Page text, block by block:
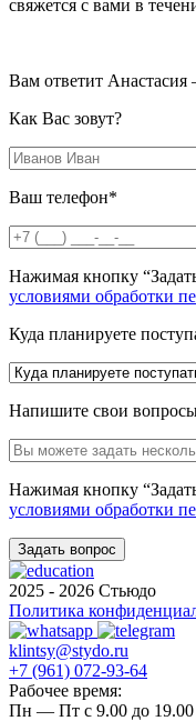
свяжется с вами в
Вам ответит
Как Вас зовут?
Ваш телефон*
Нажимая кнопку
условиями обработки
Куда планируете
Напишите свои
Нажимая кнопку
условиями обработки
2025 - 2026 Стьюдо
Политика
klintsy@stydo.ru
+7 (961) 072-93-64
Рабочее время:
Пн — Пт с 9.00 до 19.00